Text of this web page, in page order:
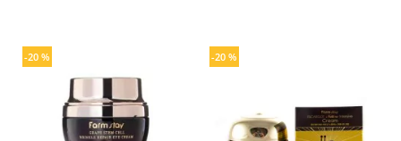
-20 % -20 %